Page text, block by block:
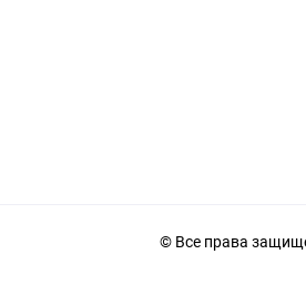
© Все права